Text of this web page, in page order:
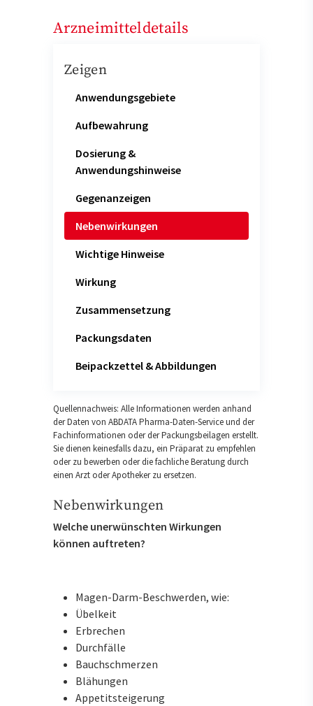
Arzneimitteldetails
Zeigen
Anwendungsgebiete
Aufbewahrung
Dosierung &
Anwendungshinweise
Gegenanzeigen
Nebenwirkungen
Wichtige Hinweise
Wirkung
Zusammensetzung
Packungsdaten
Beipackzettel & Abbildungen
Quellennachweis: Alle Informationen werden anhand
der Daten von ABDATA Pharma-Daten-Service und der
Fachinformationen oder der Packungsbeilagen erstellt.
Sie dienen keinesfalls dazu, ein Präparat zu empfehlen
oder zu bewerben oder die fachliche Beratung durch
einen Arzt oder Apotheker zu ersetzen.
Nebenwirkungen
Welche unerwünschten Wirkungen
können auftreten?
Magen-Darm-Beschwerden, wie:
Übelkeit
Erbrechen
Durchfälle
Bauchschmerzen
Blähungen
Appetitsteigerung